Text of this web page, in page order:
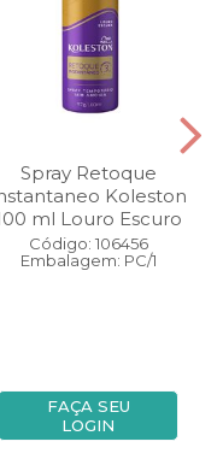
Spray Retoque
Koleston
ml Louro Escuro
Código: 106456
Embalagem: PC/1
FAÇA SEU
LOGIN